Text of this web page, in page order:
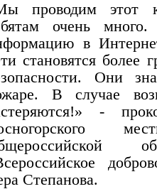
проводим этот
очень
в
становятся более
Они
В случае
-
Степанова.